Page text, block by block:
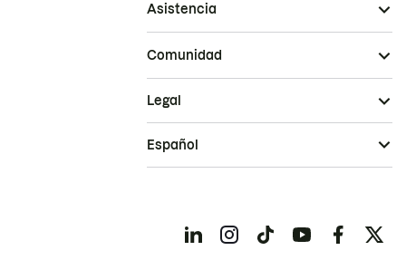
Asistencia
Comunidad
Legal
Español